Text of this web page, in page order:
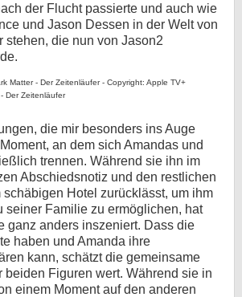
der Flucht passierte und auch wie
und Jason Dessen in der Welt von
stehen, die nun von Jason2
Der Zeitenläufer
die mir besonders ins Auge
an dem sich Amandas und
trennen. Während sie ihn im
Abschiedsnotiz und den restlichen
Hotel zurücklässt, um ihm
seiner Familie zu ermöglichen, hat
ganz anders inszeniert. Dass die
haben und Amanda ihre
kann, schätzt die gemeinsame
beiden Figuren wert. Während sie in
einem Moment auf den anderen